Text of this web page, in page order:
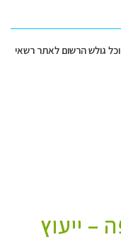
גולש הרשום לאתר רשאי
– ייעוץ